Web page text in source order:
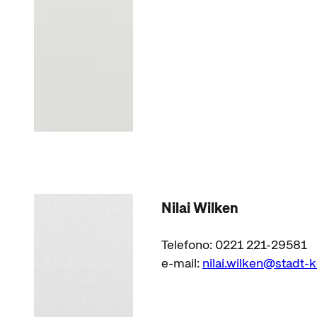
Nilai Wilken
Telefono: 0221 221-29581
e-mail: nilai.wilken@stadt-